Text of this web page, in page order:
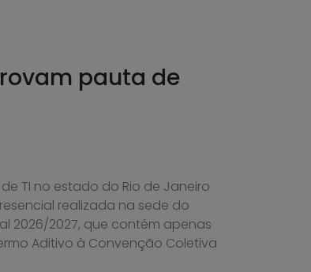
pauta de
TI no estado do Rio de Janeiro
realizada na sede do
2026/2027, que contém apenas
Aditivo à Convenção Coletiva